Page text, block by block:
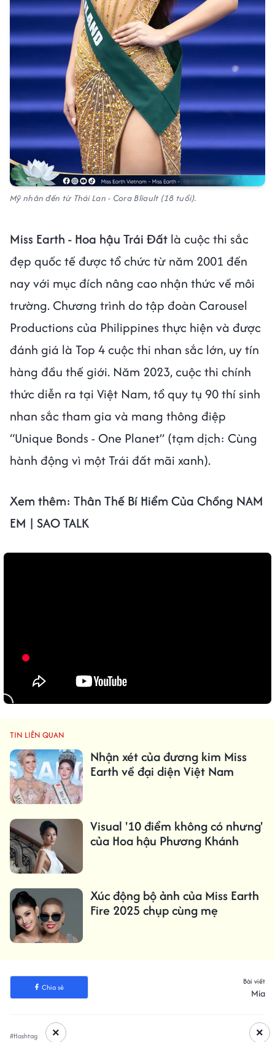
Mỹ nhân đến từ Thái Lan - Cora Bliault (18 tuổi).
Miss Earth - Hoa hậu Trái Đất là cuộc thi sắc
đẹp quốc tế được tổ chức từ năm 2001 đến
nay với mục đích nâng cao nhận thức về môi
trường. Chương trình do tập đoàn Carousel
Productions của Philippines thực hiện và được
đánh giá là Top 4 cuộc thi nhan sắc lớn, uy tín
hàng đầu thế giới. Năm 2023, cuộc thi chính
thức diễn ra tại Việt Nam, tổ quy tụ 90 thí sinh
nhan sắc tham gia và mang thông điệp
“Unique Bonds - One Planet” (tạm dịch: Cùng
hành động vì một Trái đất mãi xanh).
Xem thêm: Thân Thế Bí Hiểm Của Chồng NAM
EM | SAO TALK
TIN LIÊN QUAN
Nhận xét của đương kim Miss
Earth về đại diện Việt Nam
Visual '10 điểm không có nhưng'
của Hoa hậu Phương Khánh
Xúc động bộ ảnh của Miss Earth
Fire 2025 chụp cùng mẹ
Chia sẻ
Bài viết
Mia
#Hashtag ×
×